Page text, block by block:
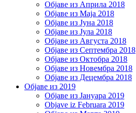
Објаве из Априла 2018
Објаве из Маја 2018
Објаве из Јуна 2018
Објаве из Јула 2018
Објаве из Августа 2018
Објаве из Септембра 2018
Објаве из Октобра 2018
Објаве из Новембра 2018
Објаве из Децембра 2018
Објаве из 2019
Објаве из Јануара 2019
Objave iz Februara 2019